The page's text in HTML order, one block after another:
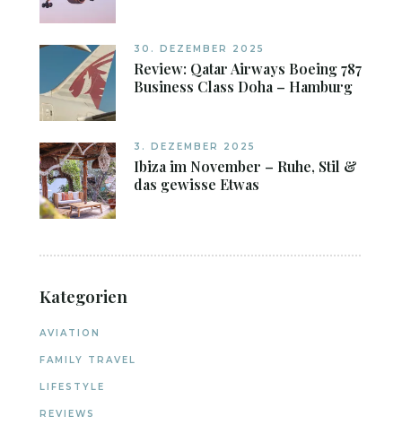
30. DEZEMBER 2025
Review: Qatar Airways Boeing 787
Business Class Doha – Hamburg
3. DEZEMBER 2025
Ibiza im November – Ruhe, Stil &
das gewisse Etwas
Kategorien
AVIATION
FAMILY TRAVEL
LIFESTYLE
REVIEWS